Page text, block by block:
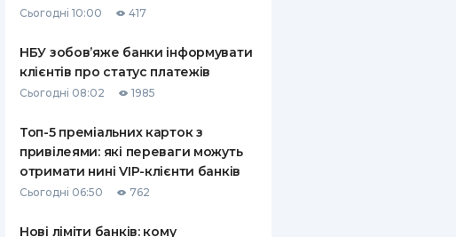
СТРАХУВАННЮ
ВСІ СТРАХОВІ ПОЛІСИ
ВІДГУКИ ПРО СТРАХОВІ
КОМПАНІЇ
Сьогодні 10:00 417
НБУ зобов’яже банки інформувати
клієнтів про статус платежів
Сьогодні 08:02 1985
Топ-5 преміальних карток з
привілеями: які переваги можуть
отримати нині VIP-клієнти банків
Сьогодні 06:50 762
Нові ліміти банків: кому